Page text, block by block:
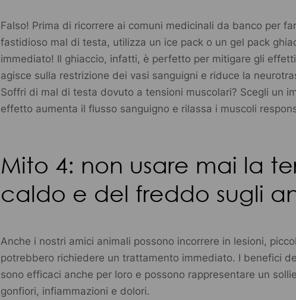
Falso! Prima di ricorrere ai comuni medicinali da banco per
fastidioso mal di testa, utilizza un ice pack o un gel pack
immediato! Il ghiaccio, infatti, è perfetto per mitigare gli
agisce sulla restrizione dei vasi sanguigni e riduce la
Soffri di mal di testa dovuto a tensioni muscolari? Scegli un
effetto aumenta il flusso sanguigno e rilassa i muscoli
Mito 4: non usare mai la
caldo e del freddo sugli
Anche i nostri amici animali possono incorrere in lesioni,
potrebbero richiedere un trattamento immediato. I benefici
sono efficaci anche per loro e possono rappresentare un
gonfiori, infiammazioni e dolori.